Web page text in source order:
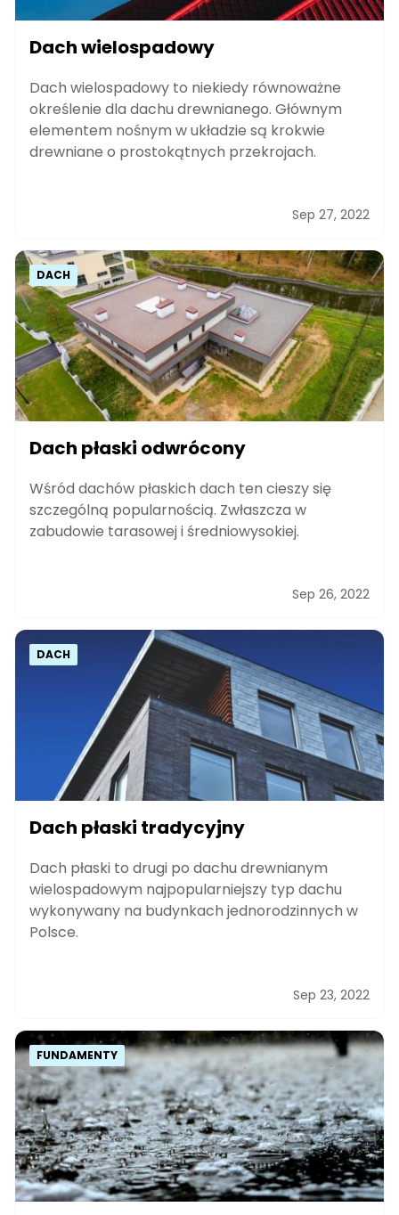
Dach wielospadowy
Dach wielospadowy to niekiedy równoważne
określenie dla dachu drewnianego. Głównym
elementem nośnym w układzie są krokwie
drewniane o prostokątnych przekrojach.
Sep 27, 2022
DACH
Dach płaski odwrócony
Wśród dachów płaskich dach ten cieszy się
szczególną popularnością. Zwłaszcza w
zabudowie tarasowej i średniowysokiej.
Sep 26, 2022
DACH
Dach płaski tradycyjny
Dach płaski to drugi po dachu drewnianym
wielospadowym najpopularniejszy typ dachu
wykonywany na budynkach jednorodzinnych w
Polsce.
Sep 23, 2022
FUNDAMENTY